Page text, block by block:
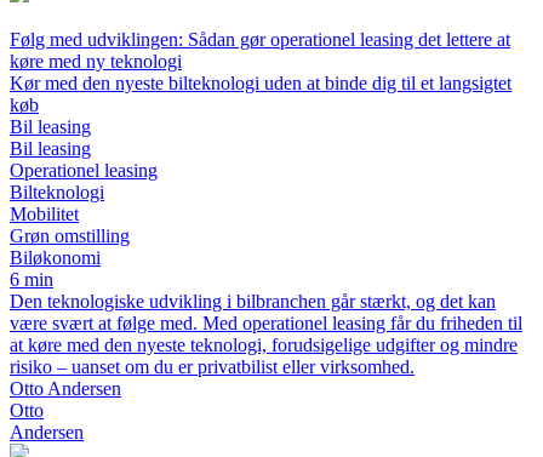
Følg med udviklingen: Sådan gør operationel leasing det lettere at
køre med ny teknologi
Kør med den nyeste bilteknologi uden at binde dig til et langsigtet
køb
Bil leasing
Bil leasing
Operationel leasing
Bilteknologi
Mobilitet
Grøn omstilling
Biløkonomi
6 min
Den teknologiske udvikling i bilbranchen går stærkt, og det kan
være svært at følge med. Med operationel leasing får du friheden til
at køre med den nyeste teknologi, forudsigelige udgifter og mindre
risiko – uanset om du er privatbilist eller virksomhed.
Otto Andersen
Otto
Andersen